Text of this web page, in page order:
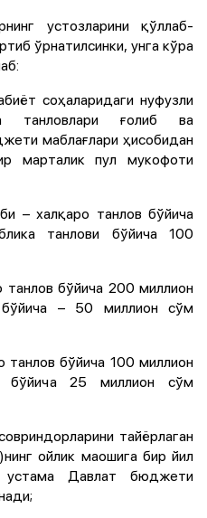
устозларини қўллаб-
ўрнатилсинки, унга кўра
соҳаларидаги нуфузли
танловлари ғолиб ва
маблағлари ҳисобидан
марталик пул мукофоти
– халқаро танлов бўйича
танлови бўйича 100
бўйича 200 миллион
бўйича – 50 миллион сўм
танлов бўйича 100 миллион
бўйича 25 миллион сўм
тайёрлаган
ойлик маошига бир йил
Давлат бюджети